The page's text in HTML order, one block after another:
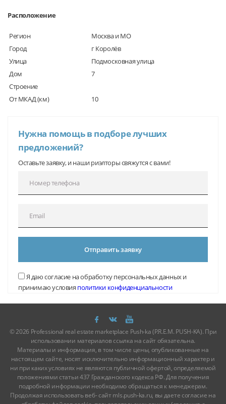
Расположение
Регион
Москва и МО
Город
г Королёв
Улица
Подмосковная улица
Дом
7
Строение
От МКАД (км)
10
Нужна помощь в подборе лучших
предложений?
Оставьте заявку, и наши риэлторы свяжутся с вами!
Отправить заявку
Я даю согласие на обработку персональных данных и
принимаю условия политики конфиденциальности
© 2026 Professional real estate marketplace Push-ka (P.R.E.M. PUSH-KA). При
использовании материалов ссылка на сайт обязательна.
Материалы и информация, в том числе цены, опубликованные на
настоящем сайте, носят исключительно информационный характер и
ни при каких условиях не являются публичной офертой, определяемой
положениями статьи 437 Гражданского кодекса РФ. Для получения
подробной информации необходимо обращаться к менеджерам.
Продолжая использовать веб- сайт mls.push-ka.ru, вы даете согласие на